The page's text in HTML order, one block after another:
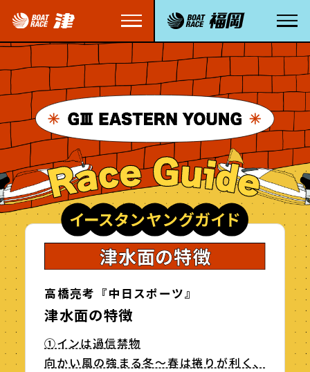
高橋亮考『中日スポーツ』
津水面の特徴
①インは過信禁物
向かい風の強まる冬～春は捲りが利く、